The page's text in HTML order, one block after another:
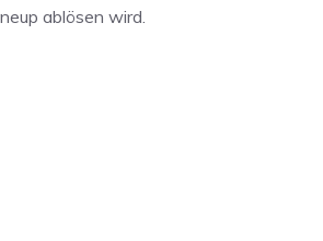
ablösen wird.